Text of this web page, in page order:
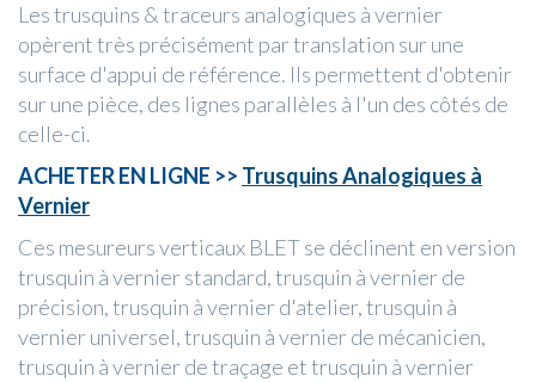
Les trusquins & traceurs analogiques à vernier
opèrent très précisément par translation sur une
surface d'appui de référence. Ils permettent d'obtenir
sur une pièce, des lignes parallèles à l'un des côtés de
celle-ci.
ACHETER EN LIGNE >> Trusquins Analogiques à
Vernier
Ces mesureurs verticaux BLET se déclinent en version
trusquin à vernier standard, trusquin à vernier de
précision, trusquin à vernier d'atelier, trusquin à
vernier universel, trusquin à vernier de mécanicien,
trusquin à vernier de traçage et trusquin à vernier